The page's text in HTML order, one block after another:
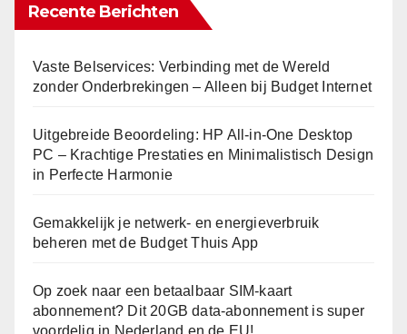
Recente Berichten
Vaste Belservices: Verbinding met de Wereld
zonder Onderbrekingen – Alleen bij Budget Internet
Uitgebreide Beoordeling: HP All-in-One Desktop
PC – Krachtige Prestaties en Minimalistisch Design
in Perfecte Harmonie
Gemakkelijk je netwerk- en energieverbruik
beheren met de Budget Thuis App
Op zoek naar een betaalbaar SIM-kaart
abonnement? Dit 20GB data-abonnement is super
voordelig in Nederland en de EU!